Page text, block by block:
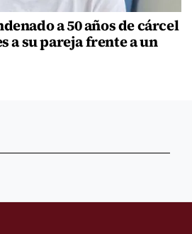
a 50 años de cárcel
a su pareja frente a un